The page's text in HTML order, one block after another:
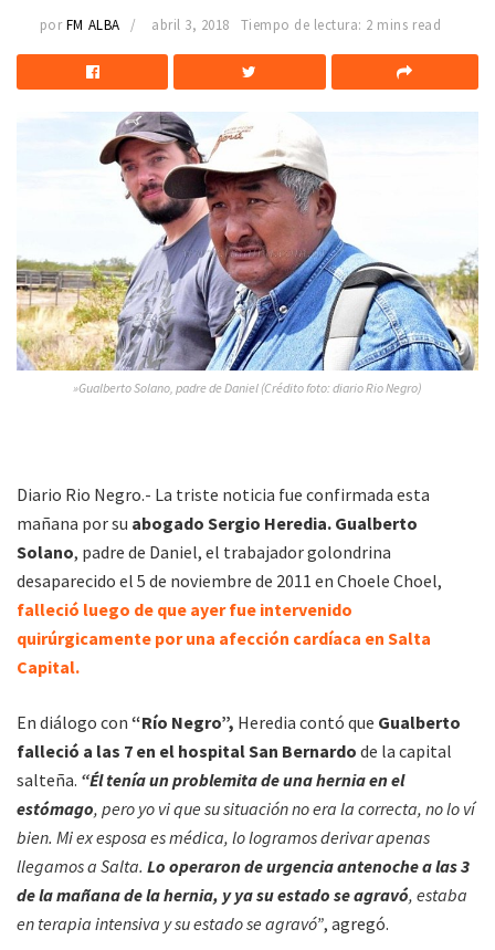
por FM ALBA abril 3, 2018 Tiempo de lectura: 2 mins read
»Gualberto Solano, padre de Daniel (Crédito foto: diario Rio Negro)
Diario Rio Negro.- La triste noticia fue confirmada esta
mañana por su abogado Sergio Heredia. Gualberto
Solano, padre de Daniel, el trabajador golondrina
desaparecido el 5 de noviembre de 2011 en Choele Choel,
falleció luego de que ayer fue intervenido
quirúrgicamente por una afección cardíaca en Salta
Capital.
En diálogo con “Río Negro”, Heredia contó que Gualberto
falleció a las 7 en el hospital San Bernardo de la capital
salteña. “Él tenía un problemita de una hernia en el
estómago, pero yo vi que su situación no era la correcta, no lo ví
bien. Mi ex esposa es médica, lo logramos derivar apenas
llegamos a Salta. Lo operaron de urgencia antenoche a las 3
de la mañana de la hernia, y ya su estado se agravó, estaba
en terapia intensiva y su estado se agravó”, agregó.